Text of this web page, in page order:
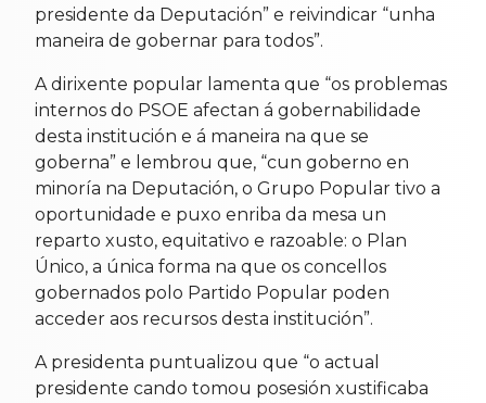
presidente da Deputación” e reivindicar “unha
maneira de gobernar para todos”.
A dirixente popular lamenta que “os problemas
internos do PSOE afectan á gobernabilidade
desta institución e á maneira na que se
goberna” e lembrou que, “cun goberno en
minoría na Deputación, o Grupo Popular tivo a
oportunidade e puxo enriba da mesa un
reparto xusto, equitativo e razoable: o Plan
Único, a única forma na que os concellos
gobernados polo Partido Popular poden
acceder aos recursos desta institución”.
A presidenta puntualizou que “o actual
presidente cando tomou posesión xustificaba